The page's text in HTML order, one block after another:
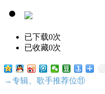
已下载0次
已收藏0次
→专辑、歌手推荐位⑪